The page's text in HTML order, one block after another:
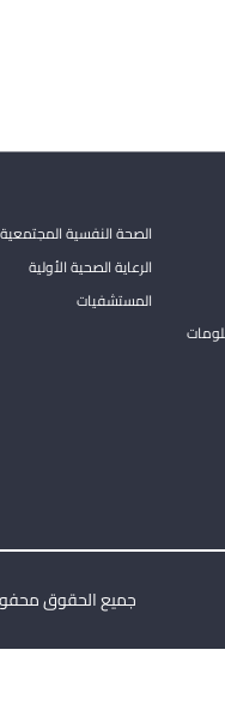
الصحة النفسية المجتمعية
الرعاية الصحية الأولية
المستشفيات
جميع الحقوق